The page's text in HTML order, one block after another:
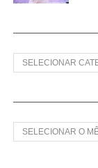
Categorias
Arquivos